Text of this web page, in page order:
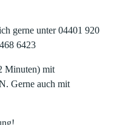
gerne unter 04401 920
6423
Minuten) mit
Gerne auch mit